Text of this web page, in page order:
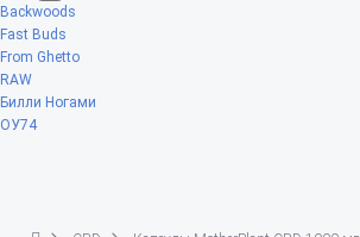
Backwoods
Fast Buds
From Ghetto
RAW
Билли Ногами
ОУ74